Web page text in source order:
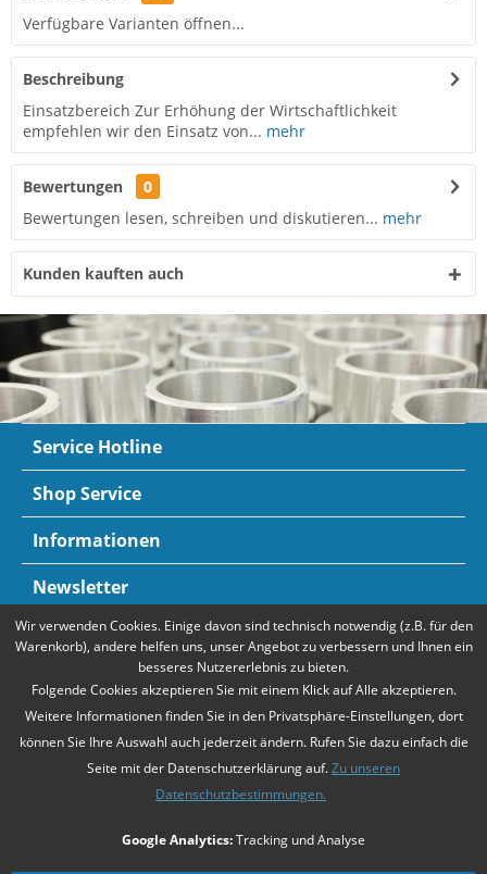
Verfügbare Varianten öffnen...
Beschreibung
Einsatzbereich Zur Erhöhung der Wirtschaftlichkeit
empfehlen wir den Einsatz von... mehr
Bewertungen
0
Bewertungen lesen, schreiben und diskutieren... mehr
Kunden kauften auch
Service Hotline
Shop Service
Informationen
Newsletter
Zahlungsarten Mehr Informationen
falls nicht anders beschrieben
Wir verwenden Cookies. Einige davon sind technisch notwendig (z.B. für den
Warenkorb), andere helfen uns, unser Angebot zu verbessern und Ihnen ein
besseres Nutzererlebnis zu bieten.
Folgende Cookies akzeptieren Sie mit einem Klick auf Alle akzeptieren.
Weitere Informationen finden Sie in den Privatsphäre-Einstellungen, dort
können Sie Ihre Auswahl auch jederzeit ändern. Rufen Sie dazu einfach die
Seite mit der Datenschutzerklärung auf.Zu unseren
Datenschutzbestimmungen.
Google Analytics:Tracking und Analyse